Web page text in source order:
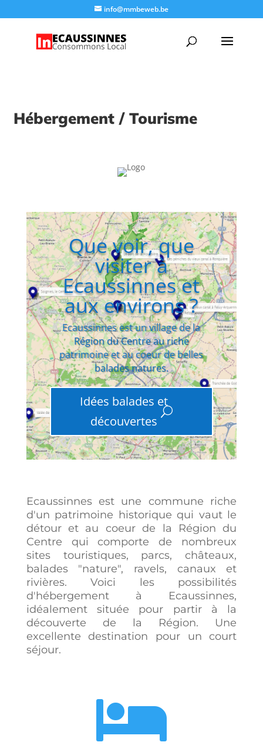
info@mmbeweb.be
Hébergement / Tourisme
Que voir, que
visiter à
Ecaussinnes et
aux environs ?
Ecaussinnes est un village de la
Région du Centre au riche
patrimoine et au coeur de belles
balades natures.
Idées balades et
découvertes
Ecaussinnes est une commune riche
d'un patrimoine historique qui vaut le
détour et au coeur de la Région du
Centre qui comporte de nombreux
sites touristiques, parcs, châteaux,
balades "nature", ravels, canaux et
rivières. Voici les possibilités
d'hébergement à Ecaussinnes,
idéalement située pour partir à la
découverte de la Région. Une
excellente destination pour un court
séjour.
